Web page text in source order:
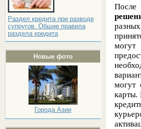
Раздел кредита при разводе
супругов. Общие правила
раздела кредита
Новые фото
Города Азии
После
могут
карты.